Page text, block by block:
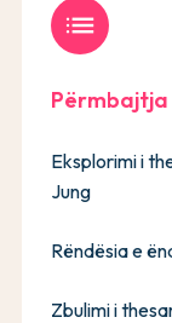
list
Përmbajtja
Eksplorimi i
Jung
Rëndësia e
Zbulimi i